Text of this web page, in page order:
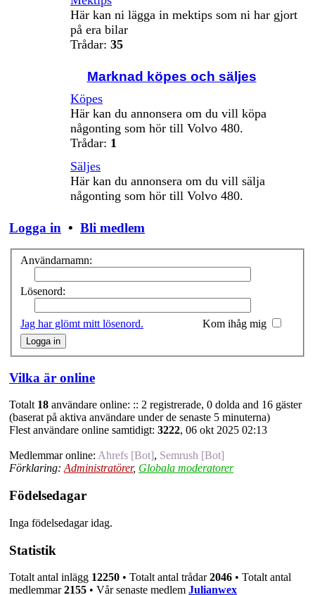
Här kan ni lägga in mektips som ni har gjort
på era bilar
Trådar: 35
Marknad köpes och säljes
Köpes
Här kan du annonsera om du vill köpa
någonting som hör till Volvo 480.
Trådar: 1
Säljes
Här kan du annonsera om du vill sälja
någonting som hör till Volvo 480.
Logga in • Bli medlem
Användarnamn:
Lösenord:
Jag har glömt mitt lösenord. Kom ihåg mig
Vilka är online
Totalt 18 användare online: :: 2 registrerade, 0 dolda and 16 gäster
(baserat på aktiva användare under de senaste 5 minuterna)
Flest användare online samtidigt: 3222, 06 okt 2025 02:13
Medlemmar online: Ahrefs [Bot], Semrush [Bot]
Förklaring:Administratörer, Globala moderatorer
Födelsedagar
Inga födelsedagar idag.
Statistik
Totalt antal inlägg 12250 • Totalt antal trådar2046 • Totalt antal
medlemmar2155 • Vår senaste medlem Julianwex